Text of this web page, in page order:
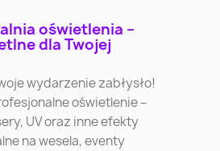
oświetlenia –
dla Twojej
wydarzenie zabłysło!
oświetlenie –
UV oraz inne efekty
na wesela, eventy